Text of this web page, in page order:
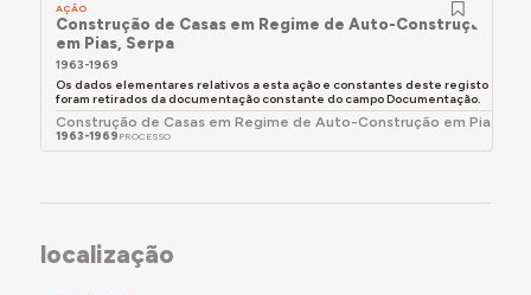
AÇÃO
Construção de Casas em Regime de Auto-Construção
em Pias, Serpa
1963-1969
Os dados elementares relativos a esta ação e constantes deste registo
foram retirados da documentação constante do campo Documentação.
Construção de Casas em Regime de Auto-Construção em Pias
1963-1969 PROCESSO
localização